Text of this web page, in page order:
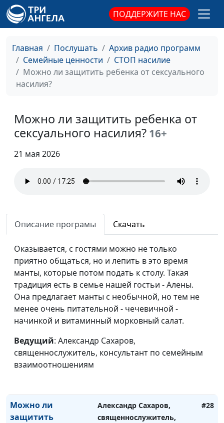
ПОДДЕРЖИТЕ НАС
Главная Послушать
Архив радио программ
Семейные ценности
СТОП насилие
Можно ли защитить ребенка от сексуального
насилия?
Можно ли защитить ребенка от
сексуального насилия? 16+
21 мая 2026
Описание програмы Скачать
Оказывается, с гостями можно не только
приятно общаться, но и лепить в это время
манты, которые потом подать к столу. Такая
традиция есть в семье нашей гостьи - Алены.
Она предлагает манты с необычной, но тем не
менее очень питательной - чечевичной -
начинкой и витаминный морковный салат.
Ведущий: Александр Сахаров,
священнослужитель, консультант по семейным
взаимоотношениям
помогает в
священнослужитель,
Как восстановить
эмоциональное
здоровье?
Александр Сахаров,
священнослужитель,
консультант по семейным
взаимоотношениям
Как восстановиться
после
психотравмы?
Александр Сахаров,
священнослужитель,
консультант по семейным
взаимоотношениям
Как помочь
взрослому
человеку пережить
Александр Сахаров,
священнослужитель,
консультант по семейным
Можно ли
защитить
Александр Сахаров,
священнослужитель,
#28